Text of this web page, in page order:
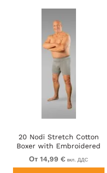
20 Nodi Stretch Cotton
Boxer with Embroidered
Long Leg Grey
От 14,99 € вкл. ДДС